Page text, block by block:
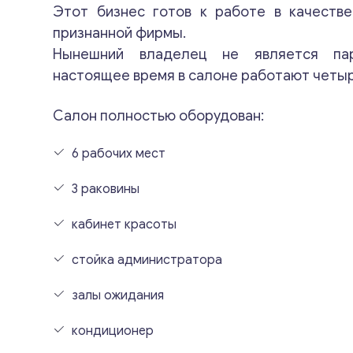
Этот бизнес готов к работе в
признанной фирмы.
Нынешний владелец не является
настоящее время в салоне работают
Салон полностью оборудован:
6 рабочих мест
3 раковины
кабинет красоты
стойка администратора
залы ожидания
кондиционер